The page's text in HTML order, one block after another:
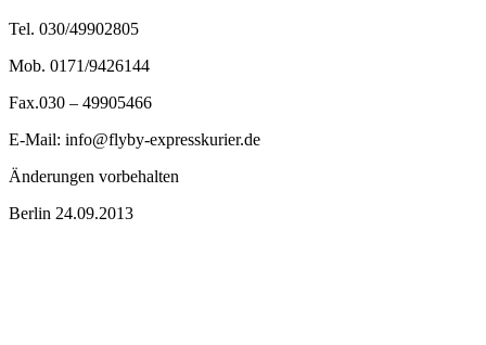
Tel. 030/49902805
Mob. 0171/9426144
Fax.030 – 49905466
E-Mail: info@flyby-expresskurier.de
Änderungen vorbehalten
Berlin 24.09.2013